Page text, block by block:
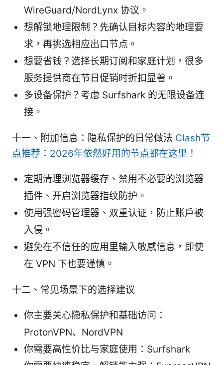
WireGuard/NordLynx 协议。
想解锁地理限制？先确认目标内容的地理要
求，再挑选相应出口节点。
想要省钱？选择长期订阅和家庭计划，很多
服务提供商在节日促销时折扣显著。
多设备保护？考虑 Surfshark 的无限设备连
接。
十一、附加信息：隐私保护的日常做法 Clash节
点推荐：2026年依然好用的节点都在这里！
定期清理浏览器缓存、禁用不必要的浏览器
插件、开启浏览器指纹防护。
使用强密码管理器、双重认证，防止账户被
入侵。
避免在不信任的应用里输入敏感信息，即使
在 VPN 下也要谨慎。
十二、常见场景下的选择建议
你主要关心隐私保护和基础访问：
ProtonVPN、NordVPN
你需要高性价比与家庭使用：Surfshark